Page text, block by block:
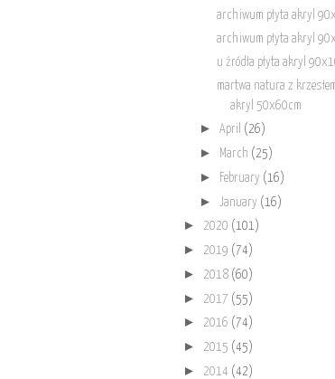
archiwum płyta akryl
archiwum płyta akryl
u źródła płyta akryl
martwa natura z
akryl 50x60cm
► April (26)
► March (25)
► February (16)
► January (16)
► 2020 (101)
► 2019 (74)
► 2018 (60)
► 2017 (55)
► 2016 (74)
► 2015 (45)
► 2014 (42)